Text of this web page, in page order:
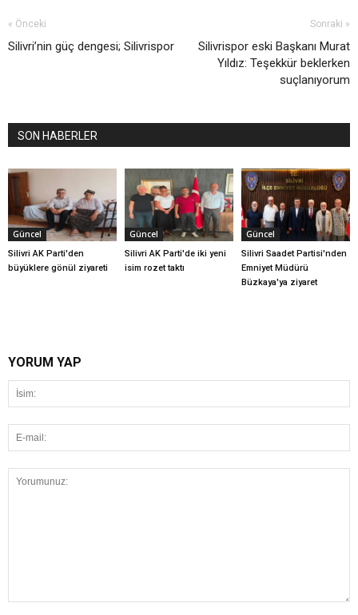
« Önceki
Silivri’nin güç dengesi; Silivrispor
Sonraki »
Silivrispor eski Başkanı Murat
Yıldız: Teşekkür beklerken
suçlanıyorum
SON HABERLER
Güncel
Silivri AK Parti'den
büyüklere gönül ziyareti
Güncel
Silivri AK Parti'de iki yeni
isim rozet taktı
Güncel
Silivri Saadet Partisi'nden
Emniyet Müdürü
Büzkaya'ya ziyaret
YORUM YAP